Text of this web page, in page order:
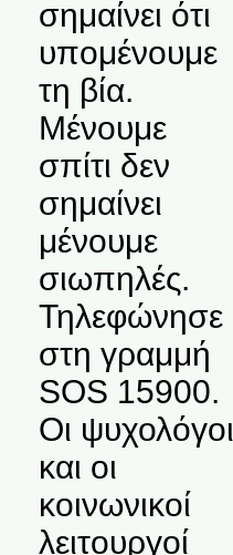
σημαίνει ότι
υπομένουμε
τη βία.
Μένουμε
σπίτι δεν
σημαίνει
μένουμε
σιωπηλές.
Τηλεφώνησε
στη γραμμή
SOS 15900.
Οι ψυχολόγοι
και οι
κοινωνικοί
λειτουργοί